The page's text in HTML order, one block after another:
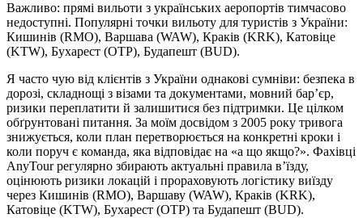
Важливо: прямі вильоти з українських аеропортів тимчасово
недоступні. Популярні точки вильоту для туристів з України:
Кишинів (RMO), Варшава (WAW), Краків (KRK), Катовіце
(KTW), Бухарест (OTP), Будапешт (BUD).
Я часто чую від клієнтів з України однакові сумніви: безпека в
дорозі, складнощі з візами та документами, мовний бар’єр,
ризики переплатити й залишитися без підтримки. Це цілком
обґрунтовані питання. За моїм досвідом з 2005 року тривога
знижується, коли план перетворюється на конкретні кроки і
коли поруч є команда, яка відповідає на «а що якщо?». Фахівці
AnyTour регулярно збирають актуальні правила в’їзду,
оцінюють ризики локацій і прораховують логістику виїзду
через Кишинів (RMO), Варшаву (WAW), Краків (KRK),
Катовіце (KTW), Бухарест (OTP) та Будапешт (BUD).